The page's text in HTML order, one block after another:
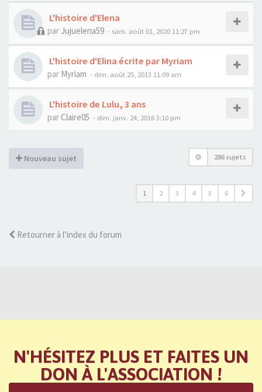
L'histoire d'Elena
par Jujuelena59 - sam. août 01, 2020 11:27 pm
L'histoire d'Elina écrite par Myriam
par Myriam - dim. août 25, 2013 11:09 am
L'histoire de Lulu, 3 ans
par Claire05 - dim. janv. 24, 2016 3:10 pm
Nouveau sujet 286 sujets
1 2 3 4 5 6
Retourner à l’index du forum
N'HÉSITEZ PLUS ET FAITES UN
DON À L'ASSOCIATION !